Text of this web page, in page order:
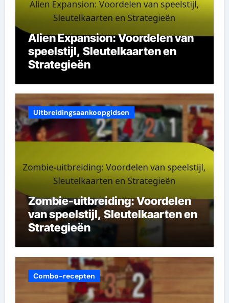
Alien Expansion: Voordelen van
speelstijl, Sleutelkaarten en
Strategieën
Uitbreidingsaankoopgidsen
Zombie-uitbreiding: Voordelen
van speelstijl, Sleutelkaarten en
Strategieën
Combo-recepten